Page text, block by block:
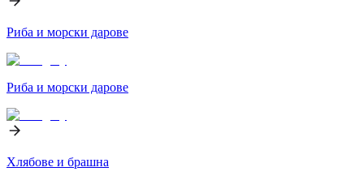
Риба и морски дарове
Риба и морски дарове
Хлябове и брашна